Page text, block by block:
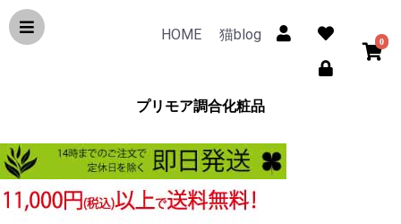
HOME 猫blog 0
プリモア調合化粧品